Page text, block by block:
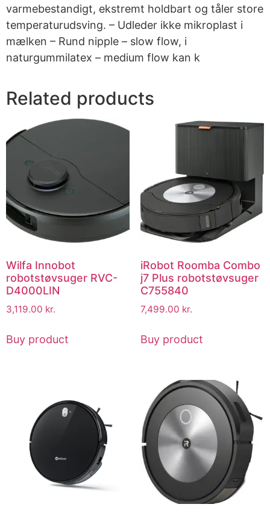
varmebestandigt, ekstremt holdbart og tåler store
temperaturudsving. – Udleder ikke mikroplast i
mælken – Rund nipple – slow flow, i
naturgummilatex – medium flow kan k
Related products
Wilfa Innobot
robotstøvsuger RVC-
D4000LIN
3,119.00 kr.
Buy product
iRobot Roomba Combo
j7 Plus robotstøvsuger
C755840
7,499.00 kr.
Buy product